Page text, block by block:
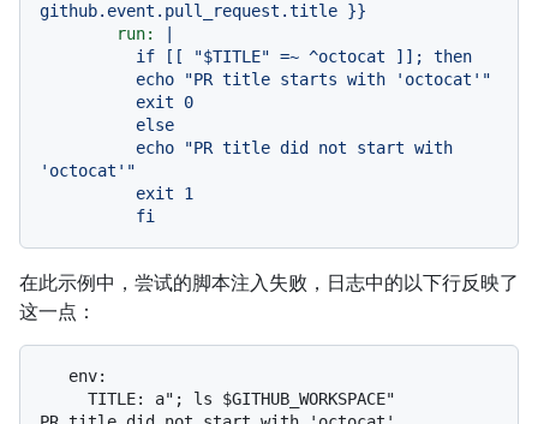
github.event.pull_request.title }}
run:
'octocat'"
在此示例中，尝试的脚本注入失败，日志中的以下行反映了
这一点：